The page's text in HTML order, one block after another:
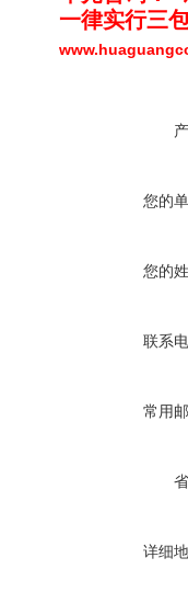
一律实行三
您的
您的
联系
常用
详细